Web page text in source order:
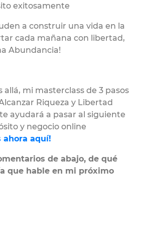
exitosamente
a construir una vida en la
cada mañana con libertad,
Abundancia!
allá, mi masterclass de 3 pasos
Riqueza y Libertad
ayudará a pasar al siguiente
y negocio online
ahora aquí!
de abajo, de qué
que hable en mi próximo